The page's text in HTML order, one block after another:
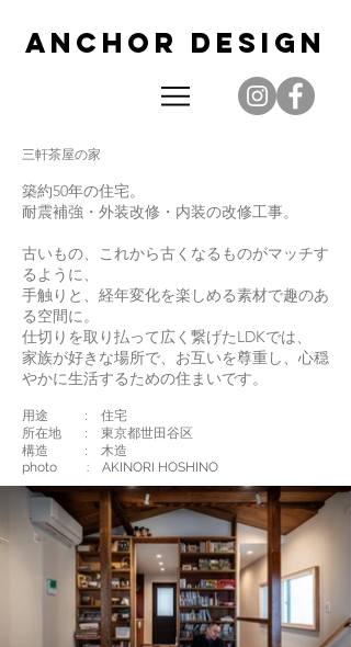
AN CHOR DES IGN
三軒茶屋の家
築約50年の住宅。
耐震補強・外装改修・内装の改修工事。
古いもの、これから古くなるものがマッチす
るように、
手触りと、経年変化を楽しめる素材で趣のあ
る空間に。
仕切りを取り払って広く繋げたLDKでは、
家族が好きな場所で、お互いを尊重し、心穏
やかに生活するための住まいです。
用途 : 住宅
所在地 : 東京都世田谷区
構造 : 木造
photo : AKINORI HOSHINO